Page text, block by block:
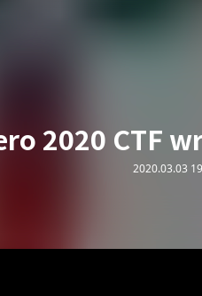
2020 CTF
2020.03.03